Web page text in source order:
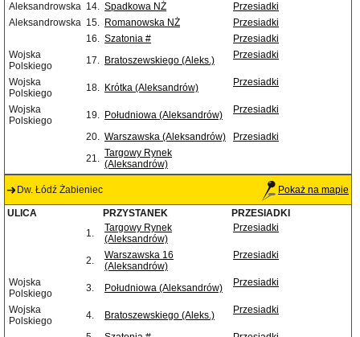
Aleksandrowska 14. Spadkowa NŻ
Przesiadki
Aleksandrowska 15. Romanowska NŻ
Przesiadki
16. Szatonia #
Przesiadki
Wojska
Polskiego
17. Bratoszewskiego (Aleks.) Przesiadki
Wojska
Polskiego
18. Krótka (Aleksandrów) Przesiadki
Wojska
Polskiego
19. Południowa (Aleksandrów) Przesiadki
20. Warszawska (Aleksandrów)
Przesiadki
21. Targowy Rynek
(Aleksandrów)
Dw. Łódź Żabieniec Pokaż na mapie
ULICA PRZYSTANEK
PRZESIADKI
1.
Targowy Rynek
(Aleksandrów)
Przesiadki
2.
Warszawska 16
(Aleksandrów)
Przesiadki
Wojska
Polskiego
3. Południowa (Aleksandrów) Przesiadki
Wojska
Polskiego
4. Bratoszewskiego (Aleks.) Przesiadki